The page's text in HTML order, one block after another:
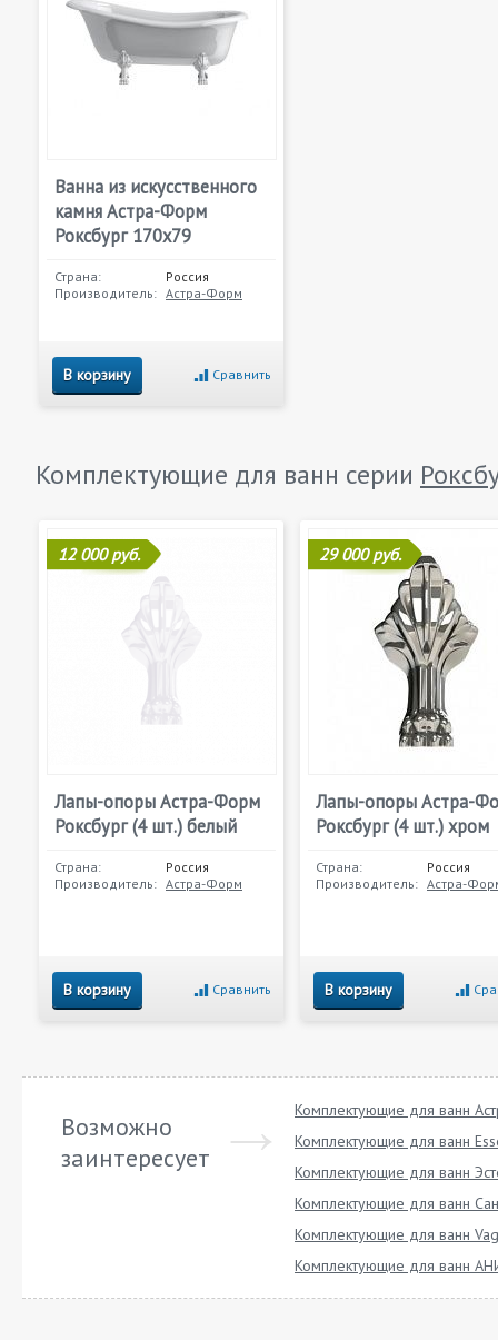
Ванна из искусственного
камня Астра-Форм
Роксбург 170х79
Страна:
Россия
Производитель: Астра-Форм
В корзину Сравнить
Комплектующие для ванн серии
12 000 руб.
Лапы-опоры Астра-Форм
Роксбург (4 шт.) белый
Страна:
Россия
Производитель: Астра-Форм
В корзину Сравнить
29 000 руб.
Лапы-опоры Астра-
Роксбург (4 шт.) хром
Страна:
Россия
Производитель: Астра-
В корзину
Возможно
заинтересует
Комплектующие для ванн
Комплектующие для ванн
Комплектующие для ванн
Комплектующие для ванн
Комплектующие для ванн
Комплектующие для ванн